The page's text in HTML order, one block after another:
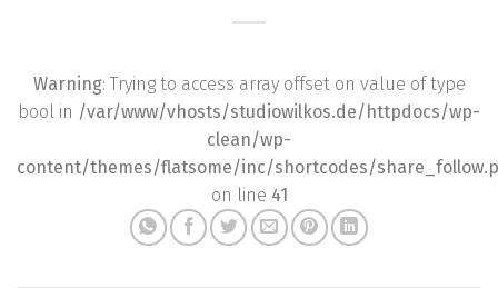
Warning: Trying to access array offset on value of type
bool in /var/www/vhosts/studiowilkos.de/httpdocs/wp-
clean/wp-
content/themes/flatsome/inc/shortcodes/
on line 41